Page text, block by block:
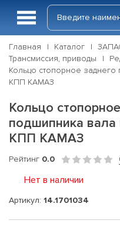
Главная Каталог
Трансмиссия, приводы
Кольцо стопорное
КПП КАМАЗ
Кольцо
подшипника вала
КПП КАМАЗ
Рейтинг 0.0
Нет в наличии
Артикул: 14.1701034